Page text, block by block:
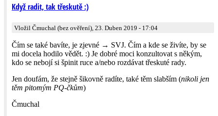
Když radit, tak třeskutě :)
Vložil Čmuchal (bez ověření), 23. Duben 2019 - 17:04
Čím se také bavíte, je zjevné → SVJ. Čím a kde se živíte, by se
mi docela hodilo vědět. :) Je dobré moci konzultovat s někým,
kdo se nebojí si špinit ruce a/nebo rozdávat třeskuté rady.
Jen doufám, že stejně šikovně radíte, také těm slabším (nikoli jen
těm pitomým PQ-čkům)
Čmuchal